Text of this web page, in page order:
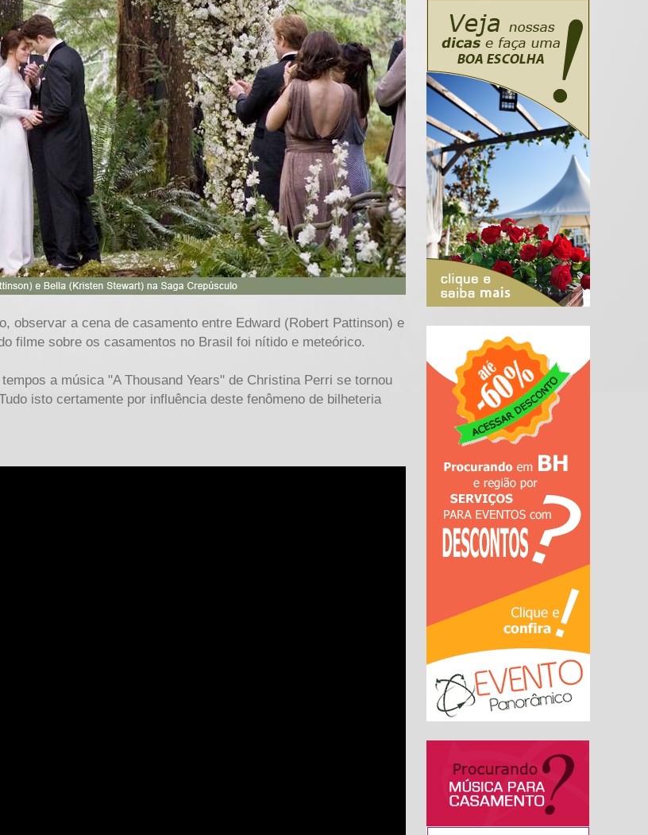
observar a cena de casamento entre Edward (Robert Pattinson) e
filme sobre os casamentos no Brasil foi nítido e meteórico.
a música "A Thousand Years" de Christina Perri se tornou
isto certamente por influência deste fenômeno de bilheteria